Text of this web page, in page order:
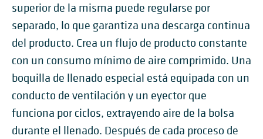
superior de la misma puede regularse por
separado, lo que garantiza una descarga continua
del producto. Crea un flujo de producto constante
con un consumo mínimo de aire comprimido. Una
boquilla de llenado especial está equipada con un
conducto de ventilación y un eyector que
funciona por ciclos, extrayendo aire de la bolsa
durante el llenado. Después de cada proceso de